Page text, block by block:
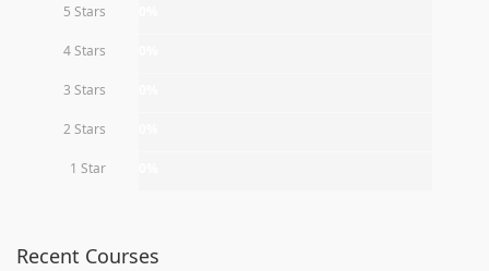
5 Stars
4 Stars
3 Stars
2 Stars
1 Star
Recent Courses